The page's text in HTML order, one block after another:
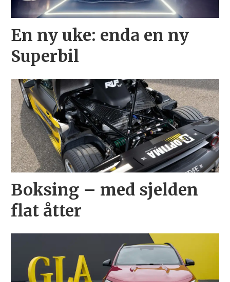
En ny uke: enda en ny
Superbil
Boksing – med sjelden
flat åtter